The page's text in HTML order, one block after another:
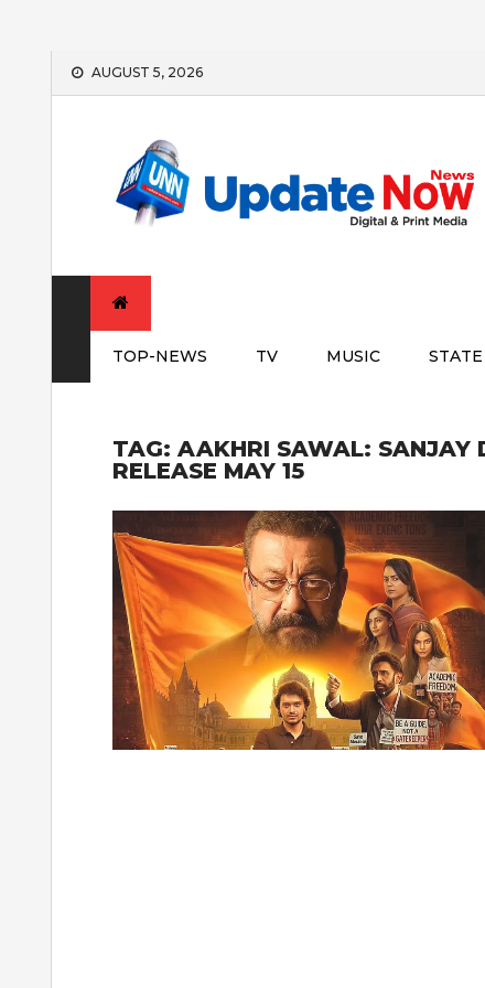
AUGUST 5, 2026
TOP-NEWS TV MUSIC
TAG: AAKHRI SAWAL: SANJAY
RELEASE MAY 15